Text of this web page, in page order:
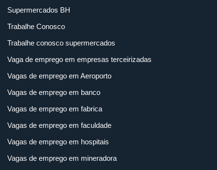
Supermercados BH
Trabalhe Conosco
Trabalhe conosco supermercados
Vaga de emprego em empresas terceirizadas
Vagas de emprego em Aeroporto
Vagas de emprego em banco
Vagas de emprego em fabrica
Vagas de emprego em faculdade
Vagas de emprego em hospitais
Vagas de emprego em mineradora